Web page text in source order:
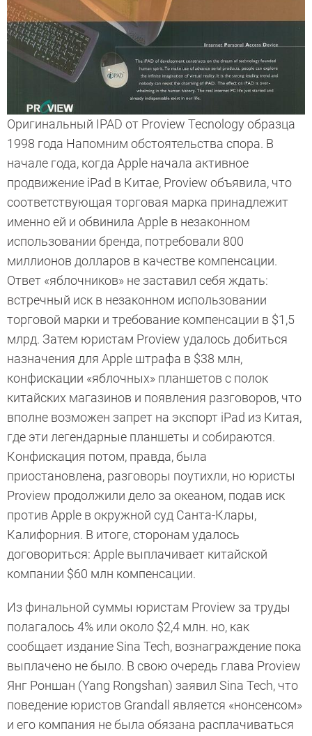
Оригинальный IPAD от Proview Tecnology образца
1998 года Напомним обстоятельства спора. В
начале года, когда Apple начала активное
продвижение iPad в Китае, Proview объявила, что
соответствующая торговая марка принадлежит
именно ей и обвинила Apple в незаконном
использовании бренда, потребовали 800
миллионов долларов в качестве компенсации.
Ответ «яблочников» не заставил себя ждать:
встречный иск в незаконном использовании
торговой марки и требование компенсации в $1,5
млрд. Затем юристам Proview удалось добиться
назначения для Apple штрафа в $38 млн,
конфискации «яблочных» планшетов с полок
китайских магазинов и появления разговоров, что
вполне возможен запрет на экспорт iPad из Китая,
где эти легендарные планшеты и собираются.
Конфискация потом, правда, была
приостановлена, разговоры поутихли, но юристы
Proview продолжили дело за океаном, подав иск
против Apple в окружной суд Санта-Клары,
Калифорния. В итоге, сторонам удалось
договориться: Apple выплачивает китайской
компании $60 млн компенсации.
Из финальной суммы юристам Proview за труды
полагалось 4% или около $2,4 млн. но, как
сообщает издание Sina Tech, вознаграждение пока
выплачено не было. В свою очередь глава Proview
Янг Роншан (Yang Rongshan) заявил Sina Tech, что
поведение юристов Grandall является «нонсенсом»
и его компания не была обязана расплачиваться